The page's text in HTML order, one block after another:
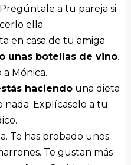
a tu pareja si
ella.
en casa de tu amiga
unas botellas de vino.
Mónica.
haciendouna dieta
nada. Explícaselo a tu
Te has probado unos
Te gustan más